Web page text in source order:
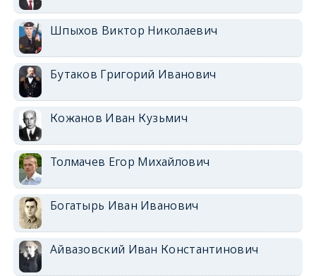
Шпыхов Виктор Николаевич
Бутаков Григорий Иванович
Кожанов Иван Кузьмич
Толмачев Егор Михайлович
Богатырь Иван Иванович
Айвазовский Иван Константинович